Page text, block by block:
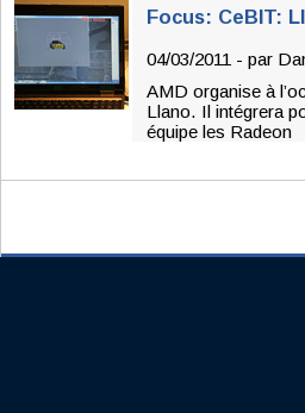
Focus: CeBIT:
04/03/2011 - par
AMD organise à
Llano. Il intégrera
équipe les Radeon